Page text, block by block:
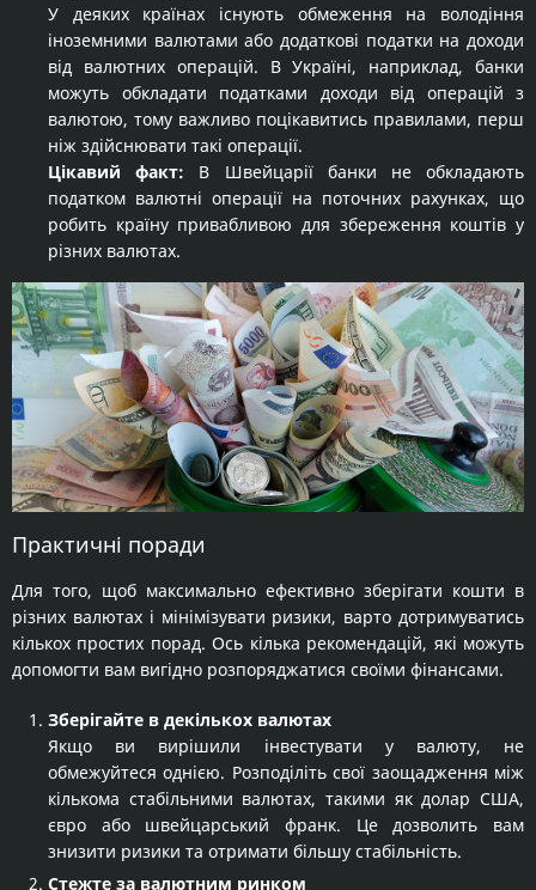
У деяких країнах існують обмеження на володіння
іноземними валютами або додаткові податки на доходи
від валютних операцій. В Україні, наприклад, банки
можуть обкладати податками доходи від операцій з
валютою, тому важливо поцікавитись правилами, перш
ніж здійснювати такі операції.
Цікавий факт: В Швейцарії банки не обкладають
податком валютні операції на поточних рахунках, що
робить країну привабливою для збереження коштів у
різних валютах.
Практичні поради
Для того, щоб максимально ефективно зберігати кошти в
різних валютах і мінімізувати ризики, варто дотримуватись
кількох простих порад. Ось кілька рекомендацій, які можуть
допомогти вам вигідно розпоряджатися своїми фінансами.
Зберігайте в декількох валютах
Якщо ви вирішили інвестувати у валюту, не
обмежуйтеся однією. Розподіліть свої заощадження між
кількома стабільними валютах, такими як долар США,
євро або швейцарський франк. Це дозволить вам
знизити ризики та отримати більшу стабільність.
Стежте за валютним ринком